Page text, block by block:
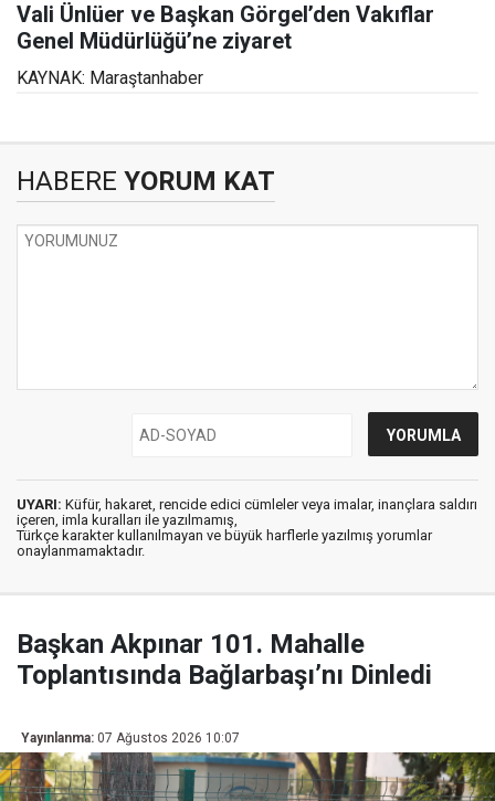
Vali Ünlüer ve Başkan Görgel’den Vakıflar
Genel Müdürlüğü’ne ziyaret
KAYNAK: Maraştanhaber
HABERE YORUM KAT
UYARI: Küfür, hakaret, rencide edici cümleler veya imalar, inançlara saldırı
içeren, imla kuralları ile yazılmamış,
Türkçe karakter kullanılmayan ve büyük harflerle yazılmış yorumlar
onaylanmamaktadır.
Başkan Akpınar 101. Mahalle
Toplantısında Bağlarbaşı’nı Dinledi
Yayınlanma: 07 Ağustos 2026 10:07